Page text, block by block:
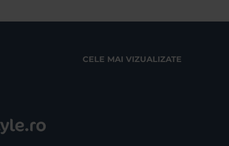
CELE MAI VIZUALIZATE